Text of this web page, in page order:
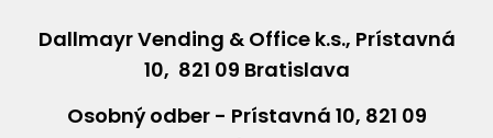
Dallmayr Vending & Office k.s., Prístavná
10, 821 09 Bratislava
Osobný odber - Prístavná 10, 821 09